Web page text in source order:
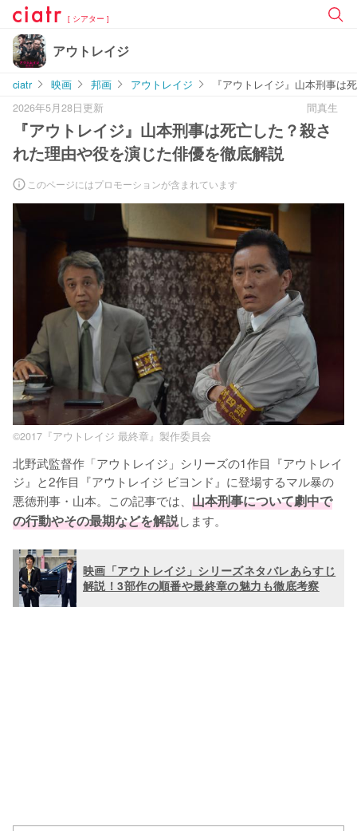
[ シアター ]
アウトレイジ
ciatr 映画 邦画 アウトレイジ
『アウトレイジ』山本刑事は
2026年5月28日更新
間真生
『アウトレイジ』山本刑事は死亡した？殺さ
れた理由や役を演じた俳優を徹底解説
このページにはプロモーションが含まれています
©2017『アウトレイジ 最終章』製作委員会
北野武監督作「アウトレイジ」シリーズの1作目『アウトレイ
ジ』と2作目『アウトレイジ ビヨンド』に登場するマル暴の
悪徳刑事・山本。この記事では、 山本刑事について劇中で
の行動やその最期などを解説します。
映画「アウトレイジ」シリーズネタバレあらすじ
解説！3部作の順番や最終章の魅力も徹底考察